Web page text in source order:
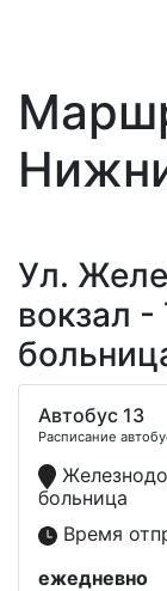
Ул.
вокзал -
Автобус 13
Расписание
больница
Время
ежедневно